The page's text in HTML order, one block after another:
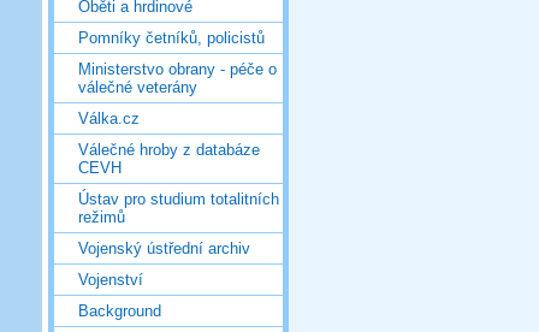
Oběti a hrdinové
Pomníky četníků, policistů
Ministerstvo obrany - péče o
válečné veterány
Válka.cz
Válečné hroby z databáze
CEVH
Ústav pro studium totalitních
režimů
Vojenský ústřední archiv
Vojenství
Background